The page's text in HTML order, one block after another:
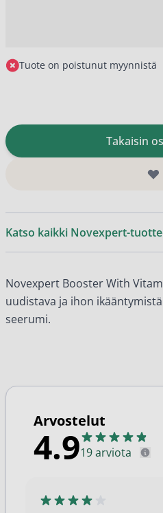
Tuote on poistunut myynnistä
Takaisin
Katso kaikki Novexpert-
Novexpert Booster With
uudistava ja ihon
seerumi.
Arvostelut
4.919 arviota